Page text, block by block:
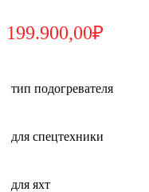
199.900,00₽
тип подогревателя
для спецтехники
для яхт